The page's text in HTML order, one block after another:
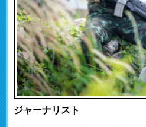
ジャーナリスト